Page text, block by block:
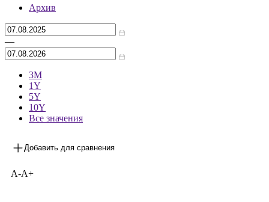
Архив
—
3М
1Y
5Y
10Y
Все значения
Добавить для сравнения